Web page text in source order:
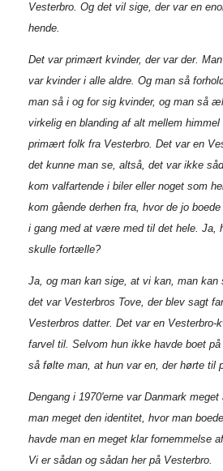
Vesterbro. Og det vil sige, der var en
hende.
Det var primært kvinder, der var der.
var kvinder i alle aldre. Og man så
man så i og for sig kvinder, og man så
virkelig en blanding af alt mellem
primært folk fra Vesterbro. Det var en
det kunne man se, altså, det var ikke
kom valfartende i biler eller noget som
kom gående derhen fra, hvor de jo
i gang med at være med til det hele. Ja,
skulle fortælle?
Ja, og man kan sige, at vi kan, man kan
det var Vesterbros Tove, der blev sagt
Vesterbros datter. Det var en Vesterbro-
farvel til. Selvom hun ikke havde boet på
så følte man, at hun var en, der hørte til
Dengang i 1970'erne var Danmark
man meget den identitet, hvor man
havde man en meget klar fornemmelse
Vi er sådan og sådan her på Vesterbro.